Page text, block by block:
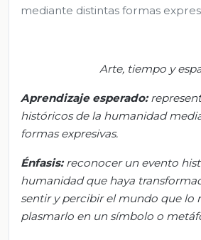
mediante distintas formas
Arte, tiempo y
Aprendizaje esperado: r
históricos de la humanidad
formas expresivas.
Énfasis:reconocer un evento
humanidad que haya
sentir y percibir el mundo que lo
plasmarlo en un símbolo o